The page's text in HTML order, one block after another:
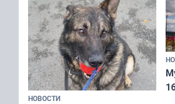
НОВОСТИ